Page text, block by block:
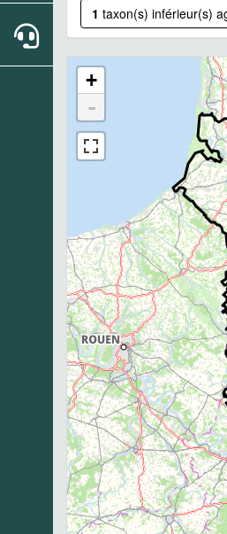
1 taxon(s) inférieur(s)
+
-